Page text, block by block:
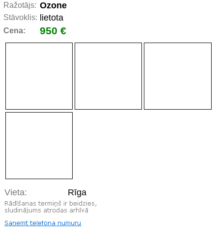
Ražotājs: Ozone
Stāvoklis: lietota
Cena: 950 €
Vieta: Rīga